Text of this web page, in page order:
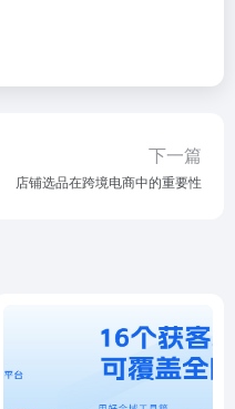
下一篇
店铺选品在跨境电商中的重要性